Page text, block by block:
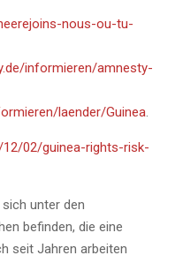
nous-ou-tu-
informieren/amnesty-
laender/Guinea.
02/guinea-rights-risk-
unter den
befinden, die eine
seit Jahren arbeiten